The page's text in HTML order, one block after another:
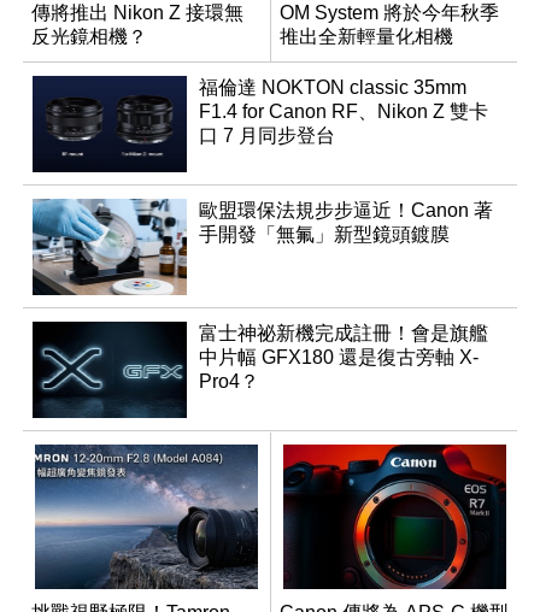
傳將推出 Nikon Z 接環無
反光鏡相機？
OM System 將於今年秋季
推出全新輕量化相機
福倫達 NOKTON classic 35mm
F1.4 for Canon RF、Nikon Z 雙卡
口 7 月同步登台
歐盟環保法規步步逼近！Canon 著
手開發「無氟」新型鏡頭鍍膜
富士神祕新機完成註冊！會是旗艦
中片幅 GFX180 還是復古旁軸 X-
Pro4？